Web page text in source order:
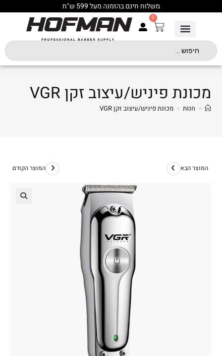
משלוח חינם בהזמנה מעל 599 ש"ח
0
מכונת פיניש/עיצוב זקן VGR
> חנות > מכונת פיניש/עיצוב זקן VGR
המוצר הקודם המוצר הבא